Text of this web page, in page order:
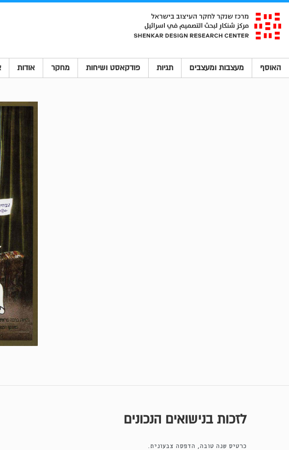
האוסף מעצבות ומעצבים תגיות פודקאסט ושיחות מחקר אודות
לזכות בנישואים הנכונים
כרטיס שנה טובה, הדפסה צבעונית.